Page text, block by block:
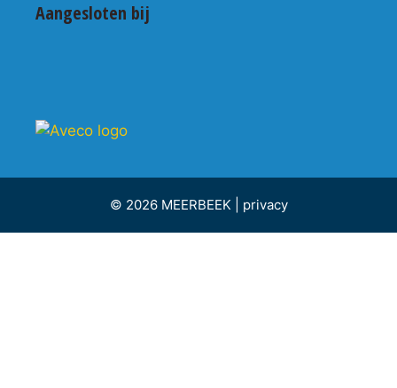
Aangesloten bij
© 2026 MEERBEEK | privacy